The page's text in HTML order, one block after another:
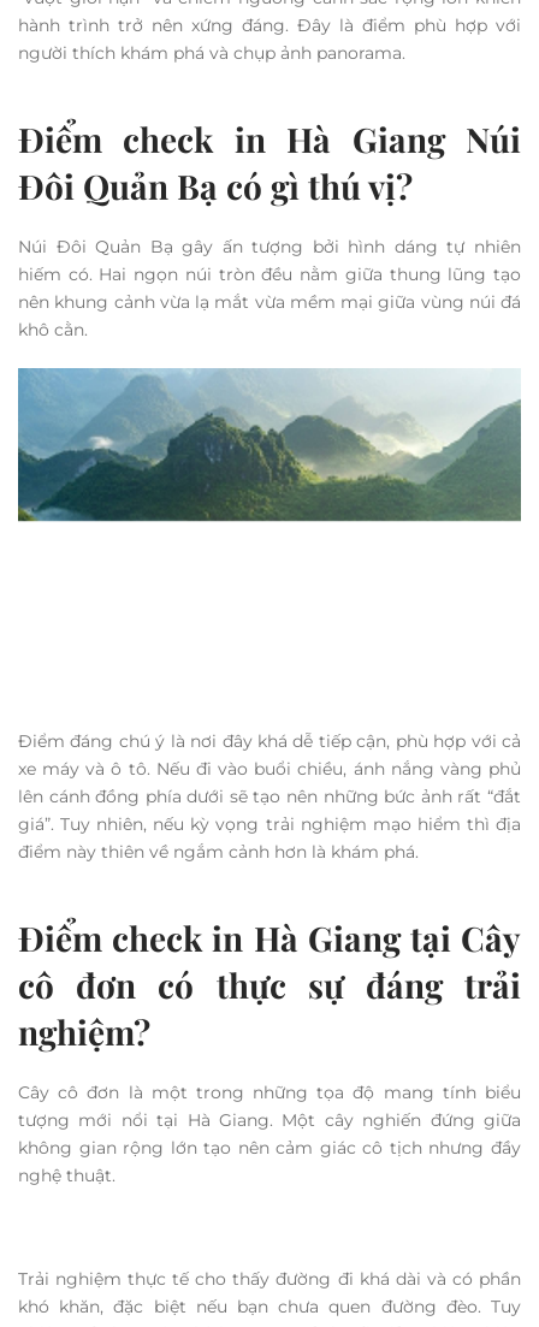
hành trình trở nên xứng đáng. Đây là điểm phù hợp với
người thích khám phá và chụp ảnh panorama.
Điểm check in Hà Giang Núi
Đôi Quản Bạ có gì thú vị?
Núi Đôi Quản Bạ gây ấn tượng bởi hình dáng tự nhiên
hiếm có. Hai ngọn núi tròn đều nằm giữa thung lũng tạo
nên khung cảnh vừa lạ mắt vừa mềm mại giữa vùng núi đá
khô cằn.
Điểm đáng chú ý là nơi đây khá dễ tiếp cận, phù hợp với cả
xe máy và ô tô. Nếu đi vào buổi chiều, ánh nắng vàng phủ
lên cánh đồng phía dưới sẽ tạo nên những bức ảnh rất “đắt
giá”. Tuy nhiên, nếu kỳ vọng trải nghiệm mạo hiểm thì địa
điểm này thiên về ngắm cảnh hơn là khám phá.
Điểm check in Hà Giang tại Cây
cô đơn có thực sự đáng trải
nghiệm?
Cây cô đơn là một trong những tọa độ mang tính biểu
tượng mới nổi tại Hà Giang. Một cây nghiến đứng giữa
không gian rộng lớn tạo nên cảm giác cô tịch nhưng đầy
nghệ thuật.